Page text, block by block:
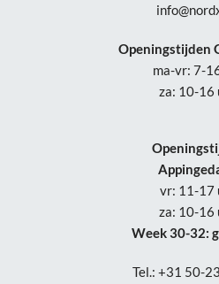
Openingstijden
ma-vr: 7-
za: 10-16
vr: 11-17
za: 10-16
Week 30-32:
Tel.: +31 50-